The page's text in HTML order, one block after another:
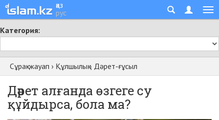
қаз
рус
Категория:
Сұрақ-жауап › Құлшылық› Дәрет-ғұсыл
Дәрет алғанда өзгеге су
құйдырса, бола ма?